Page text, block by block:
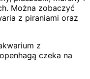
Można zobaczyć
z piraniami oraz
z
czeka na